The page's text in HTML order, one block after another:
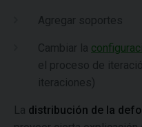
Agregar soportes
Cambiar la
el proceso de
iteraciones)
La distribución de la